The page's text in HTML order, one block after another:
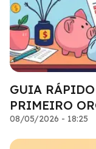
GUIA
PRIMEIRO
08/05/2026 - 18:25